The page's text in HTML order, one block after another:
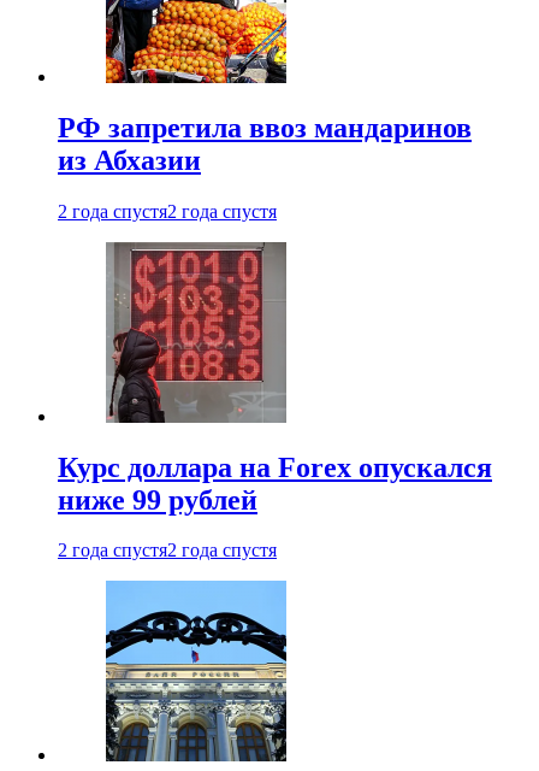
РФ запретила ввоз мандаринов
из Абхазии
2 года спустя2 года спустя
Курс доллара на Forex опускался
ниже 99 рублей
2 года спустя2 года спустя